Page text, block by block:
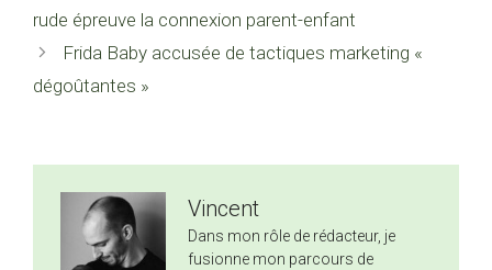
rude épreuve la connexion parent-enfant
Frida Baby accusée de tactiques marketing «
dégoûtantes »
Vincent
Dans mon rôle de rédacteur, je
fusionne mon parcours de